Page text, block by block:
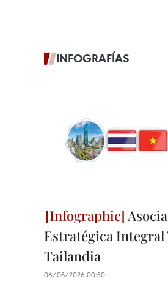
INFOGRAFÍAS
Estratégica
Tailandia
06/08/2026 00:30